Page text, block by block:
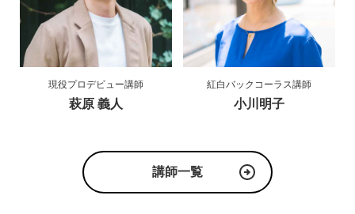
現役プロデビュー講師
萩原 義人
紅白バックコーラス講師
小川明子
講師一覧